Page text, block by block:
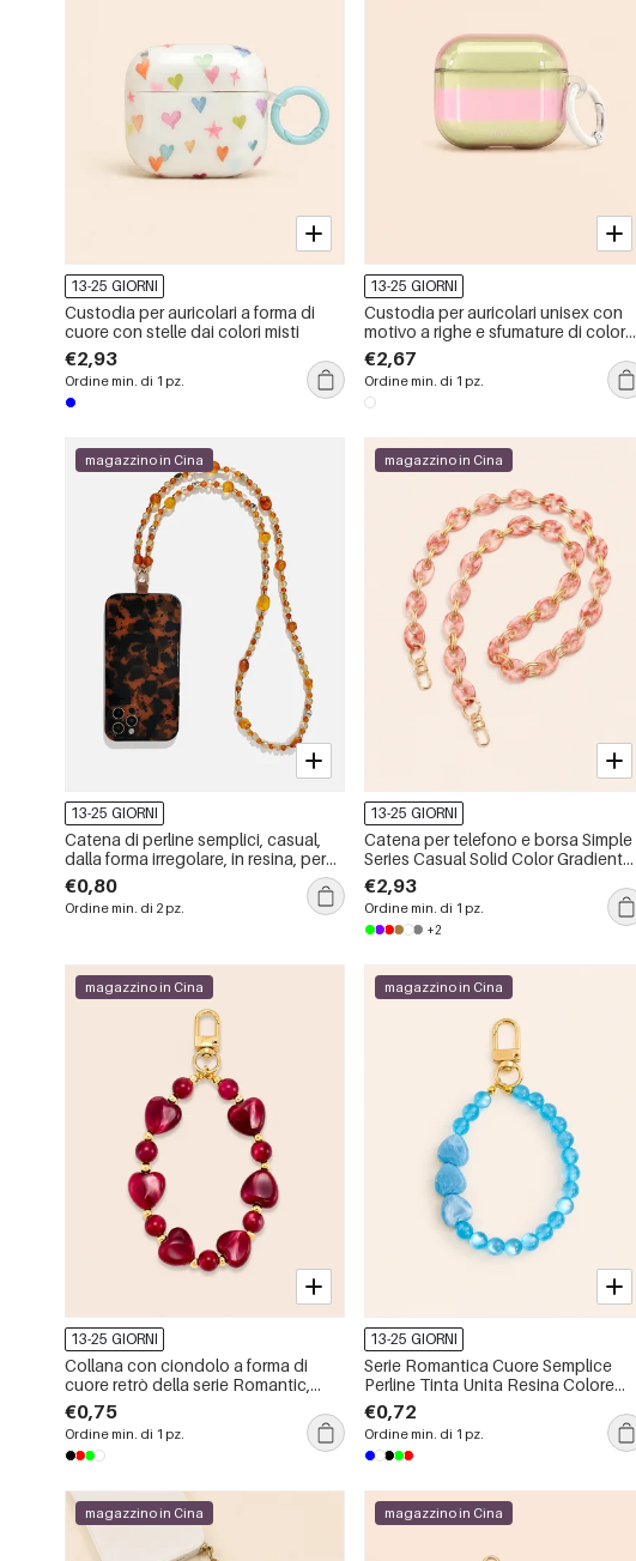
13-25 GIORNI
Custodia per auricolari a forma di
cuore con stelle dai colori misti
€2,93
Ordine min. di 1 pz.
13-25 GIORNI
Custodia per auricolari unisex con
motivo a righe e sfumature di colore
miste.
€2,67
Ordine min. di 1 pz.
magazzino in Cina
13-25 GIORNI
Catena di perline semplici, casual,
dalla forma irregolare, in resina, per
telefono e borsa
€0,80
Ordine min. di 2 pz.
magazzino in Cina
13-25 GIORNI
Catena per telefono e borsa Simple
Series Casual Solid Color Gradient
Color Acrylic
€2,93
Ordine min. di 1 pz.
+2
magazzino in Cina
13-25 GIORNI
Collana con ciondolo a forma di
cuore retrò della serie Romantic,
perline a tinta unita e catena per
telefono e borsa in resina con effetto
sfumato.
€0,75
Ordine min. di 1 pz.
magazzino in Cina
13-25 GIORNI
Serie Romantica Cuore Semplice
Perline Tinta Unita Resina Colore
Sfumato Catena per Telefono e
Borsa
€0,72
Ordine min. di 1 pz.
magazzino in Cina magazzino in Cina